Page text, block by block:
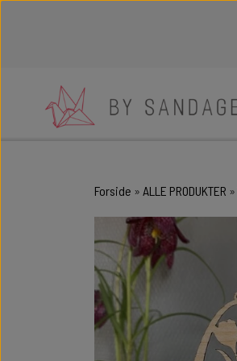
Forside ALLE PRODUKTER